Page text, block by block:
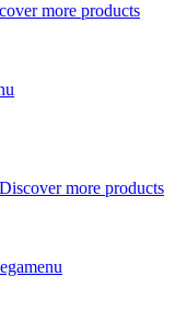
more products
Discover more products